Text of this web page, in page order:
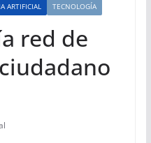
ARTIFICIAL TECNOLOGÍA
red de